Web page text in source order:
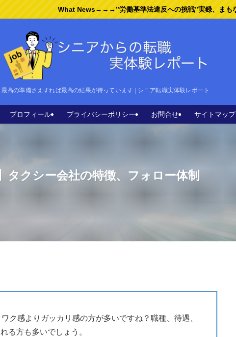
What News→→→”労働基準法違反への挑戦”実録、まもなく公開します
最高の準備さえすれば最高の結果が待っています | シニア転職実体験レポート
プロフィール プライバシーポリシー お問合せ サイトマップ
タクシー会社の特徴、フォロー体制
ク感よりガッカリ感の方が多いですね？職種、待遇、
る方も多いでしょう。